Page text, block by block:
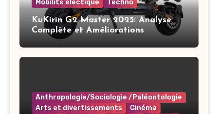
Mobilité électique Techno
KuKirin G2 Master 2025: Analyse
Complète et Améliorations
Anthropologie/Sociologie /Paléontologie
Arts et divertissements
Cinéma